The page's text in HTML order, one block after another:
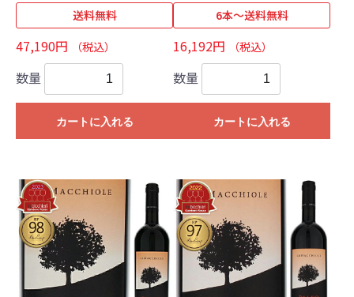
送料無料
47,190円 （税込）
数量
カートに入れる
6本～送料無料
16,192円 （税込）
数量
カートに入れる